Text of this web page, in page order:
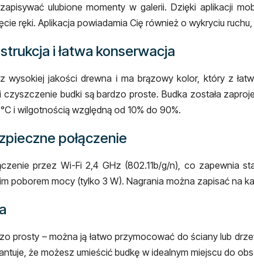
ulubione momenty w galerii. Dzięki aplikacji
ręki. Aplikacja powiadamia Cię również o wykryciu
i łatwa konserwacja
wysokiej jakości drewna i ma brązowy kolor, który z
budki są bardzo proste. Budka została
i wilgotnością względną od 10% do 90%.
połączenie
przez Wi-Fi 2,4 GHz (802.11b/g/n), co zapewnia
poborem mocy (tylko 3 W). Nagrania można zapisać na
prosty – można ją łatwo przymocować do ściany lub
że możesz umieścić budkę w idealnym miejscu do